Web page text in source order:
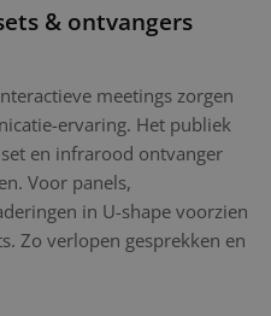
& ontvangers
meetings zorgen
ervaring. Het publiek
en infrarood ontvanger
Voor panels,
in U-shape voorzien
Zo verlopen gesprekken en